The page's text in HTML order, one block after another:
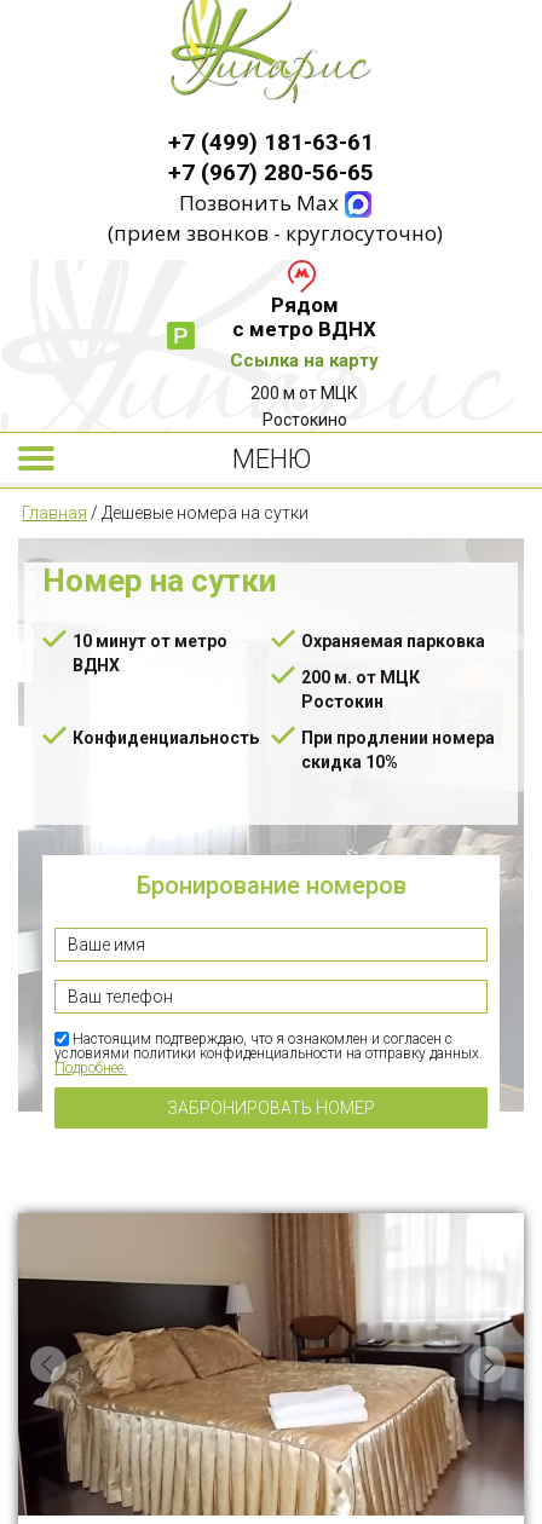
+7 (499) 181-63-61
+7 (967) 280-56-65
Позвонить Max
(прием звонков - круглосуточно)
Рядом
с метро ВДНХ
Ссылка на карту
200 м от МЦК
Ростокино
МЕНЮ
Главная / Дешевые номера на сутки
Номер на сутки
10 минут от метро
ВДНХ
Охраняемая парковка
200 м. от МЦК
Ростокин
Конфиденциальность
При продлении номера
скидка 10%
Бронирование номеров
Настоящим подтверждаю, что я ознакомлен и согласен с
условиями политики конфиденциальности на отправку данных.
Подробнее.
ЗАБРОНИРОВАТЬ НОМЕР